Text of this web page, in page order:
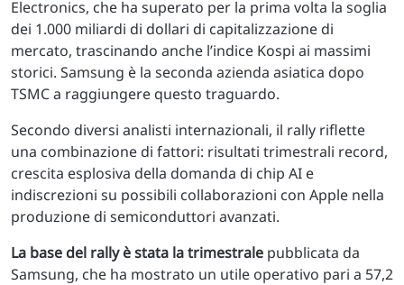
Electronics, che ha superato per la prima volta la soglia
dei 1.000 miliardi di dollari di capitalizzazione di
mercato, trascinando anche l’indice Kospi ai massimi
storici. Samsung è la seconda azienda asiatica dopo
TSMC a raggiungere questo traguardo.
Secondo diversi analisti internazionali, il rally riflette
una combinazione di fattori: risultati trimestrali record,
crescita esplosiva della domanda di chip AI e
indiscrezioni su possibili collaborazioni con Apple nella
produzione di semiconduttori avanzati.
La base del rally è stata la trimestrale pubblicata da
Samsung, che ha mostrato un utile operativo pari a 57,2